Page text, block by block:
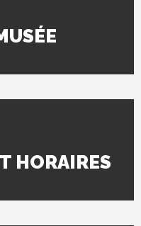
HORAIRES